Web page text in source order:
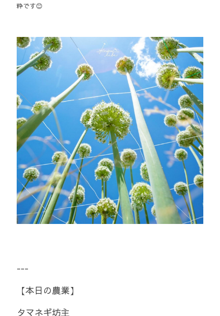
粋です😊
---
【本日の農業】
タマネギ坊主